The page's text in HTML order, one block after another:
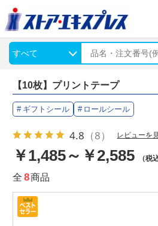
【10枚】プリントテープ
ギフトシール ロールシール
4.8 （8） レビューを
￥1,485～￥2,585 （税
全 8商品